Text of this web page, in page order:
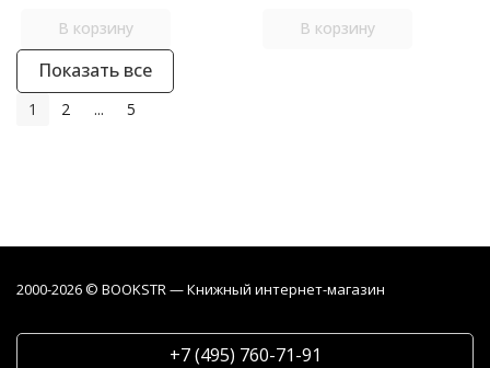
В корзину В корзину
Показать все
1 2 ... 5
2000-2026 © BOOKSTR — Книжный интернет-магазин
+7 (495) 760-71-91